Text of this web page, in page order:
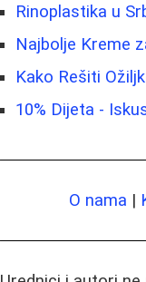
Rinoplastika u
Najbolje Kreme
Kako Rešiti
10% Dijeta -
O nama |